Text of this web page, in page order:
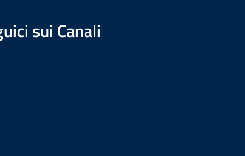
sui Canali
Facebook
su YouTubesu Instagram